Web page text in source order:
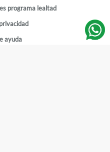
programa lealtad
ayuda